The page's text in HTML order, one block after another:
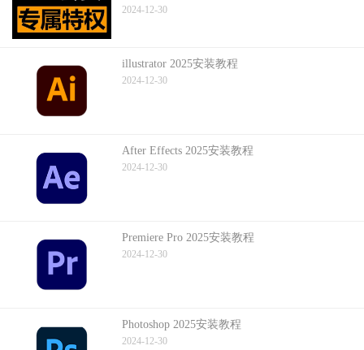
2024-12-30
illustrator 2025安装教程
2024-12-30
After Effects 2025安装教程
2024-12-30
Premiere Pro 2025安装教程
2024-12-30
Photoshop 2025安装教程
2024-12-30